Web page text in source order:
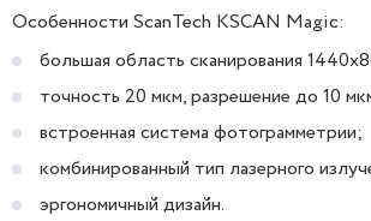
Особенности ScanTech KSCAN Magic:
большая область сканирования
точность 20 мкм, разрешение до 10
встроенная система фотограмметрии;
комбинированный тип лазерного
эргономичный дизайн.